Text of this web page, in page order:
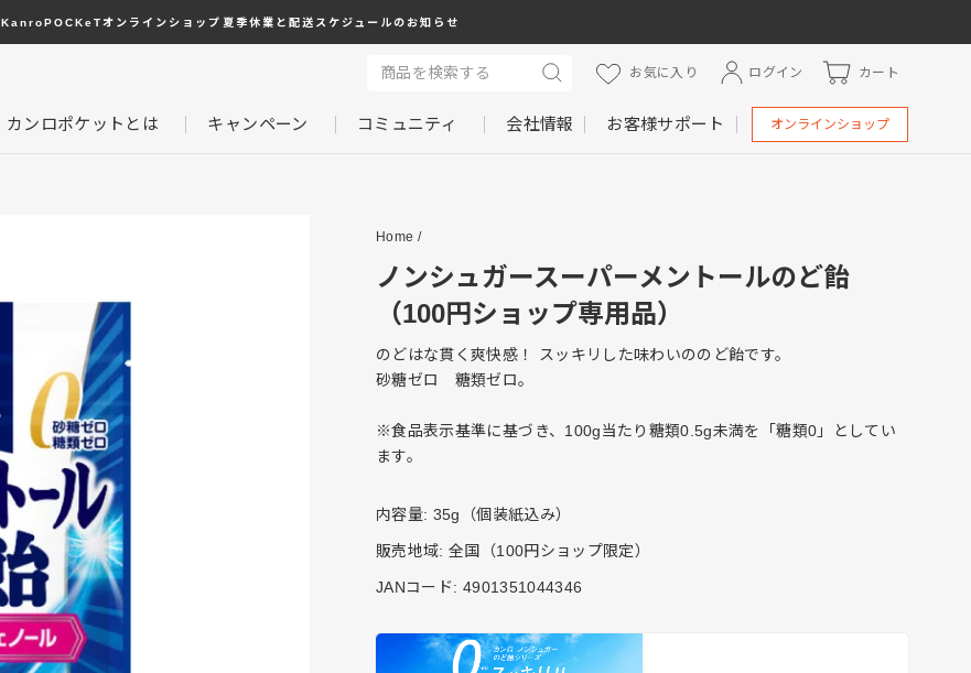
KanroPOCKeTオンラインショップ夏季休業と配送スケジュールのお知らせ
索
お気に入り ログイン カート
カンロポケットとは キャンペーン コミュニティ 会社情報 お客様サポート オンラインショップ
Home /
ノンシュガースーパーメントールのど飴
（100円ショップ専用品）
のどはな貫く爽快感！ スッキリした味わいののど飴です。
砂糖ゼロ 糖類ゼロ。
※食品表示基準に基づき、100g当たり糖類0.5g未満を「糖類0」としてい
ます。
内容量: 35g（個装紙込み）
販売地域: 全国（100円ショップ限定）
JANコード: 4901351044346